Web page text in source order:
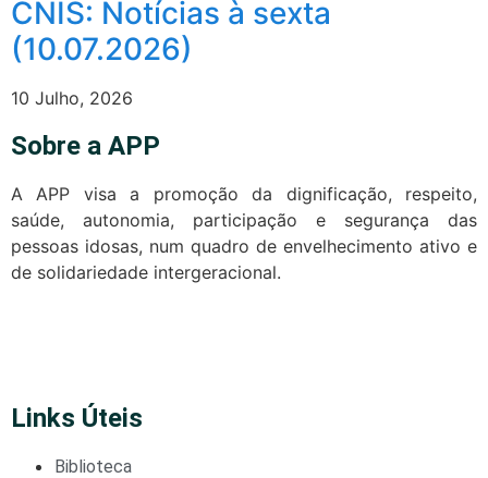
CNIS: Notícias à sexta
(10.07.2026)
10 Julho, 2026
Sobre a APP
A APP visa a promoção da dignificação, respeito,
saúde, autonomia, participação e segurança das
pessoas idosas, num quadro de envelhecimento ativo e
de solidariedade intergeracional.
Links Úteis
Biblioteca